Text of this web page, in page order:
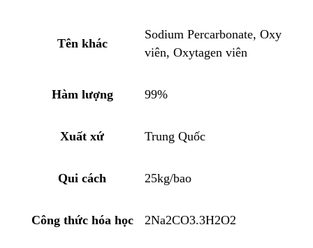
Tên khác
Sodium Percarbonate, Oxy
viên, Oxytagen viên
Hàm lượng 99%
Xuất xứ Trung Quốc
Qui cách 25kg/bao
Công thức hóa học 2Na2CO3.3H2O2